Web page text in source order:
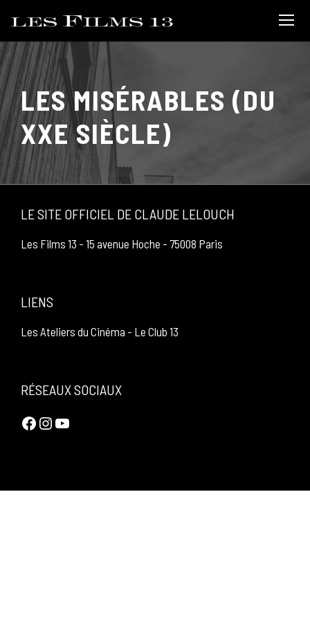
LES MISÉRABLES (DU
XXE SIÈCLE)
LE SITE OFFICIEL DE CLAUDE LELOUCH
Les Films 13 - 15 avenue Hoche - 75008 Paris
LIENS
Les Ateliers du Cinéma - Le Club 13
RÉSEAUX SOCIAUX
Facebook Instagram YouTube